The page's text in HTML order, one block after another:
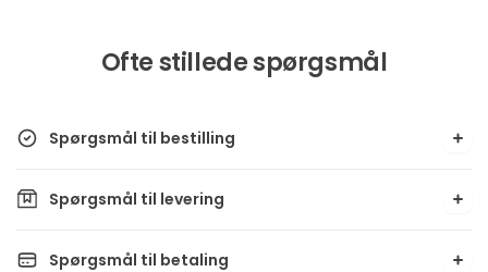
Ofte stillede spørgsmål
Spørgsmål til bestilling
Spørgsmål til levering
Spørgsmål til betaling